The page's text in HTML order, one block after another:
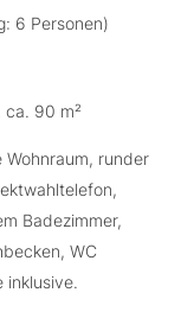
6 Personen)
90 m²
runder
Badezimmer,
WC
inklusive.